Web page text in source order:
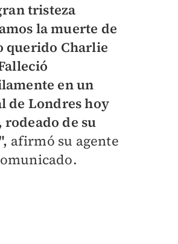
tristeza
la muerte de
querido Charlie
en un
de Londres hoy
rodeado de su
afirmó su agente